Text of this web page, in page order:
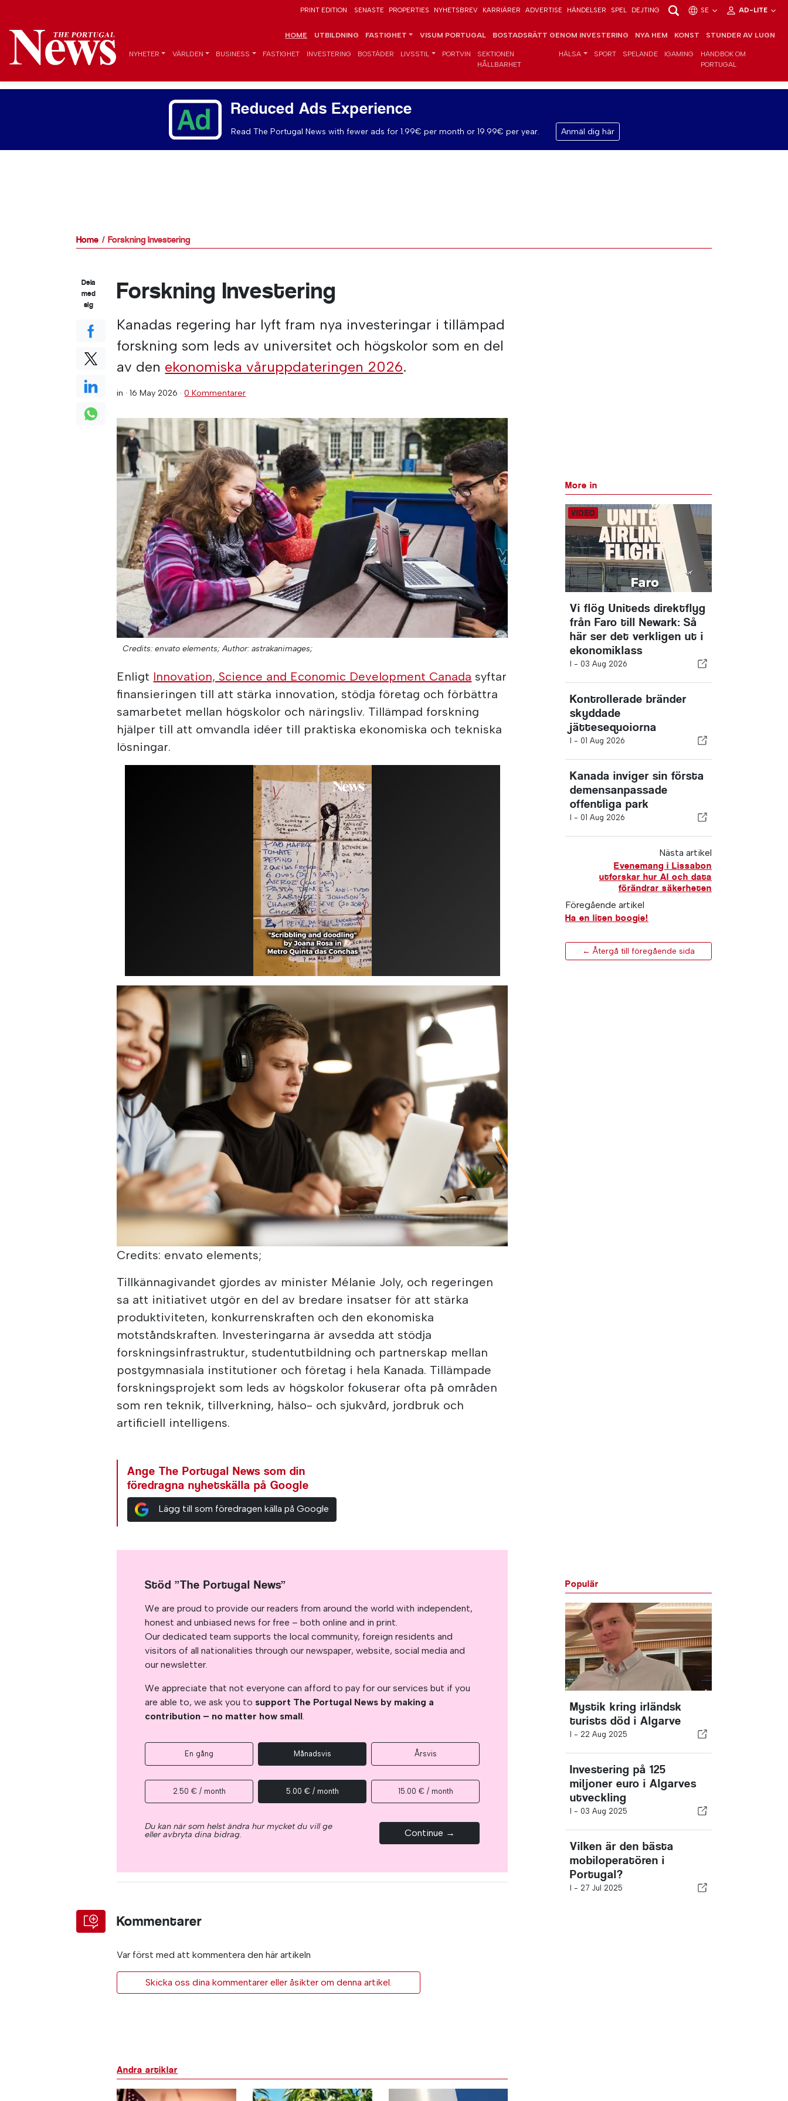
PRINT EDITION SENASTE PROPERTIES NYHETSBREV KARRIÄRER ADVERTISE HÄNDELSER SPEL DEJTING SE AD-LITE
HOME UTBILDNING FASTIGHET VISUM PORTUGAL BOSTADSRÄTT GENOM INVESTERING NYA HEM KONST STUNDER AV LUGN
NYHETER VÄRLDEN BUSINESS FASTIGHET INVESTERING BOSTÄDER LIVSSTIL PORTVIN
SEKTIONEN
HÅLLBARHET
HÄLSA SPORT SPELANDE IGAMING
HANDBOK OM
PORTUGAL
Reduced Ads Experience
Read The Portugal News with fewer ads for 1.99€ per month or 19.99€ per year. Anmäl dig här
Home Forskning Investering
Forskning Investering
Kanadas regering har lyft fram nya investeringar i tillämpad
forskning som leds av universitet och högskolor som en del
av den ekonomiska våruppdateringen 2026.
in ·16 May 2026 ·0 Kommentarer
Credits: envato elements; Author: astrakanimages;
Enligt Innovation, Science and Economic Development Canada syftar
finansieringen till att stärka innovation, stödja företag och förbättra
samarbetet mellan högskolor och näringsliv. Tillämpad forskning
hjälper till att omvandla idéer till praktiska ekonomiska och tekniska
lösningar.
Credits: envato elements;
Tillkännagivandet gjordes av minister Mélanie Joly, och regeringen
sa att initiativet utgör en del av bredare insatser för att stärka
produktiviteten, konkurrenskraften och den ekonomiska
motståndskraften. Investeringarna är avsedda att stödja
forskningsinfrastruktur, studentutbildning och partnerskap mellan
postgymnasiala institutioner och företag i hela Kanada. Tillämpade
forskningsprojekt som leds av högskolor fokuserar ofta på områden
som ren teknik, tillverkning, hälso- och sjukvård, jordbruk och
artificiell intelligens.
Ange The Portugal News som din
föredragna nyhetskälla på Google
Lägg till som föredragen källa på Google
Dela
med
sig
More in
Vi flög Uniteds direktflyg
från Faro till Newark: Så
här ser det verkligen ut i
ekonomiklass
I - 03 Aug 2026
Kontrollerade bränder
skyddade
jättesequoiorna
I - 01 Aug 2026
Kanada inviger sin första
demensanpassade
offentliga park
I - 01 Aug 2026
Nästa artikel
Evenemang i Lissabon
utforskar hur AI och data
förändrar säkerheten
Föregående artikel
Ha en liten boogie!
← Återgå till föregående sida
Stöd ”The Portugal News”
We are proud to provide our readers from around the world with independent,
honest and unbiased news for free – both online and in print.
Our dedicated team supports the local community, foreign residents and
visitors of all nationalities through our newspaper, website, social media and
our newsletter.
We appreciate that not everyone can afford to pay for our services but if you
are able to, we ask you to support The Portugal News by making a
contribution – no matter how small
En gång Månadsvis Årsvis
2.50 € / month 5.00 € / month 15.00 € / month
Du kan när som helst ändra hur mycket du vill ge
eller avbryta dina bidrag. Continue →
Kommentarer
Var först med att kommentera den här artikeln
Skicka oss dina kommentarer eller åsikter om denna artikel.
Populär
Mystik kring irländsk
turists död i Algarve
I - 22 Aug 2025
Investering på 125
miljoner euro i Algarves
utveckling
I - 03 Aug 2025
Vilken är den bästa
mobiloperatören i
Portugal?
I - 27 Jul 2025
Andra artiklar